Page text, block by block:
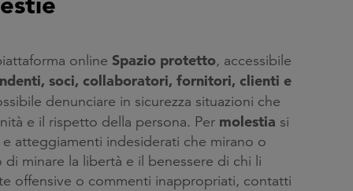
online Spazio protetto, accessibile
soci, collaboratori, fornitori, clienti e
denunciare in sicurezza situazioni che
e il rispetto della persona. Per molestia si
atteggiamenti indesiderati che mirano o
di minare la libertà e il benessere di chi li
offensive o commenti inappropriati, contatti